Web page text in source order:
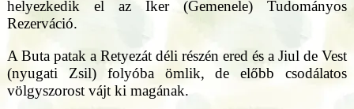
helyezkedik el az Iker (Gemenele) Tudományos
Rezerváció.
A Buta patak a Retyezát déli részén ered és a Jiul de Vest
(nyugati Zsil) folyóba ömlik, de előbb csodálatos
völgyszorost vájt ki magának.